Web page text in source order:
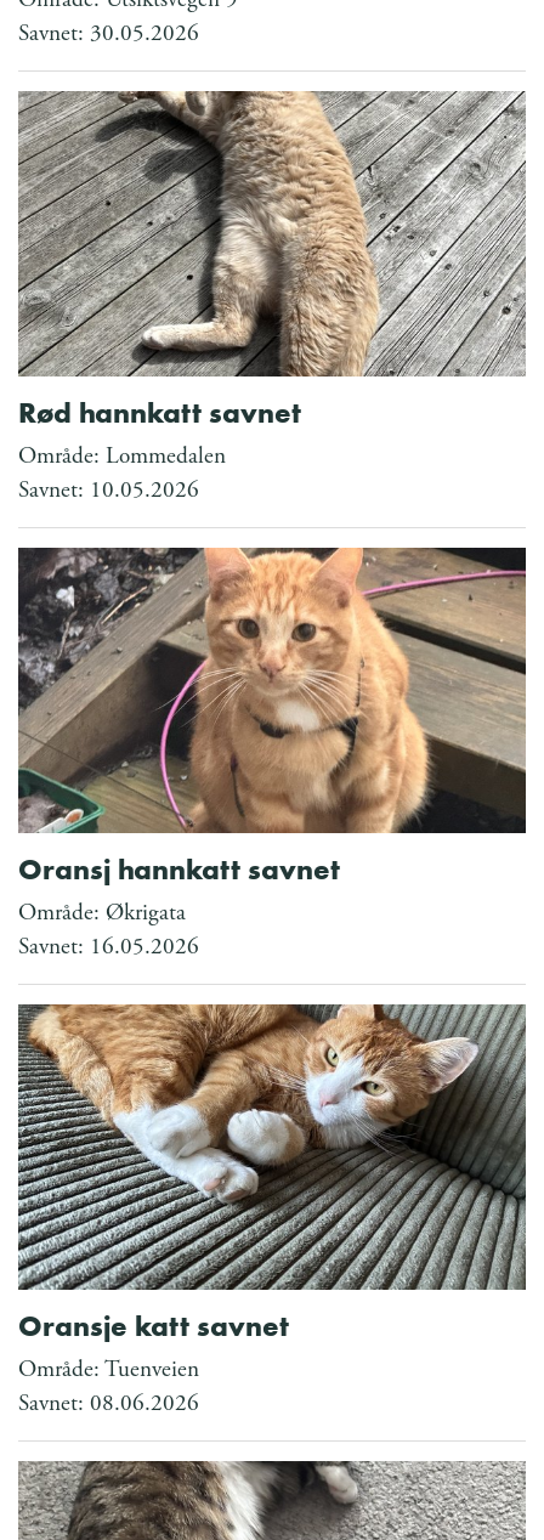
Savnet: 30.05.2026
Rød hannkatt savnet
Område: Lommedalen
Savnet: 10.05.2026
Oransj hannkatt savnet
Område: Økrigata
Savnet: 16.05.2026
Oransje katt savnet
Område: Tuenveien
Savnet: 08.06.2026